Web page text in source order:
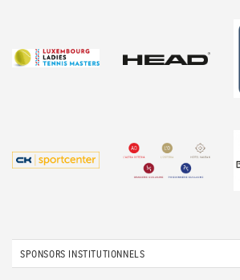
SPONSORS INSTITUTIONNELS